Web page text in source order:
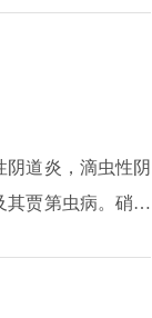
阴道炎，滴虫性阴
其贾第虫病。硝呋